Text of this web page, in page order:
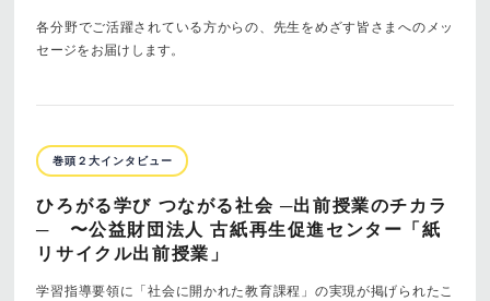
各分野でご活躍されている方からの、先生をめざす皆さまへのメッ
セージをお届けします。
巻頭２大インタビュー
ひろがる学び つながる社会 ─出前授業のチカラ
─ 〜公益財団法人 古紙再生促進センター「紙
リサイクル出前授業」
学習指導要領に「社会に開かれた教育課程」の実現が掲げられたこ